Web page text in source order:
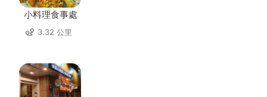
小料理食事處
3.32 公里